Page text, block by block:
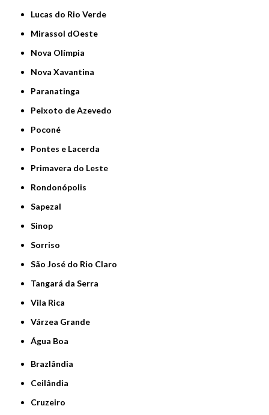
Lucas do Rio Verde
Mirassol dOeste
Nova Olímpia
Nova Xavantina
Paranatinga
Peixoto de Azevedo
Poconé
Pontes e Lacerda
Primavera do Leste
Rondonópolis
Sapezal
Sinop
Sorriso
São José do Rio Claro
Tangará da Serra
Vila Rica
Várzea Grande
Água Boa
Brazlândia
Ceilândia
Cruzeiro